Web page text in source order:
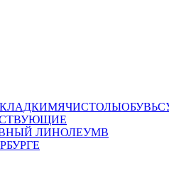
МЯЧИСТОЛЫОБУВЬ
ЛИНОЛЕУМВ